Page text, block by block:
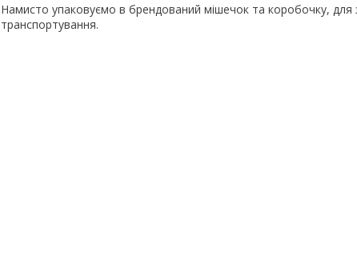
Намисто упаковуємо в брендований мішечок та коробочку, для
транспортування.